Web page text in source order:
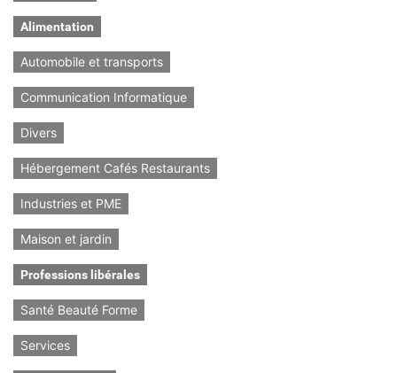
Alimentation
Automobile et transports
Communication Informatique
Divers
Hébergement Cafés Restaurants
Industries et PME
Maison et jardin
Professions libérales
Santé Beauté Forme
Services